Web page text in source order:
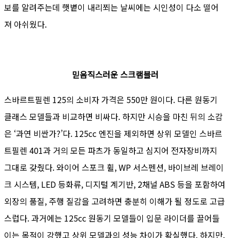
보를 알려주는데 햇볕이 내리쬐는 날씨에는 시인성이 다소 떨어
져 아쉬웠다.
믿음직스러운 스크램블러
스바르트필렌 125의 소비자 가격은 550만 원이다. 다른 원동기
클래스 모델들과 비교하면 비싸다. 하지만 시승을 마친 뒤의 소감
은 ‘과연 비싼가?’다. 125cc 엔진을 제외하면 상위 모델인 스바르
트필렌 401과 거의 모든 파츠가 동일하고 심지어 전자장비까지
그대로 갖췄다. 와이어 스포크 휠, WP 서스펜션, 바이브레 브레이
크 시스템, LED 등화류, 디지털 계기반, 2채널 ABS 등을 포함하여
외장의 품질, 주행 질감을 고려하면 충분히 이해가 될 정도로 고급
스럽다. 과거에는 125cc 원동기 모델들이 입문 라이더를 끌어들
이는 목적이 강했고 상위 모델과의 성능 차이가 확실했다. 하지만,